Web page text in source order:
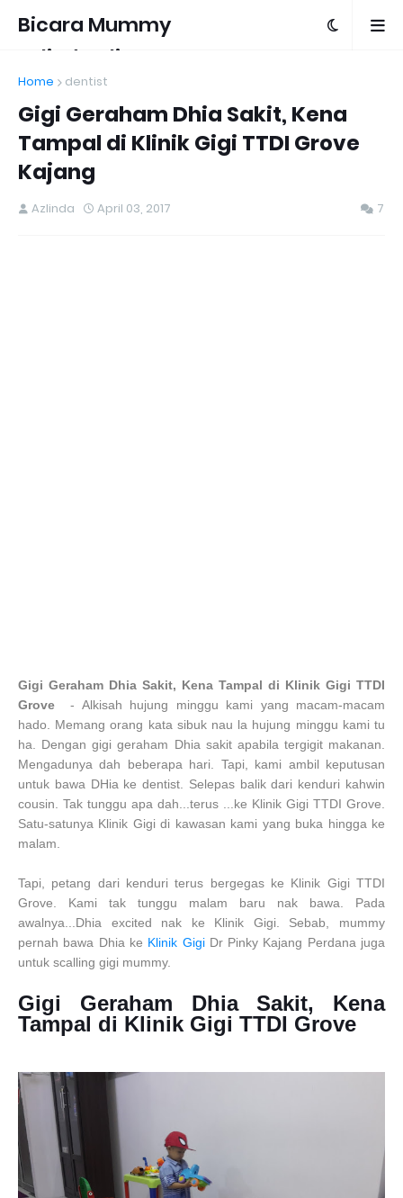
Bicara Mummy
Azlinda Alin
Home dentist
Gigi Geraham Dhia Sakit, Kena
Tampal di Klinik Gigi TTDI Grove
Kajang
Azlinda April 03, 2017 7
Gigi Geraham Dhia Sakit, Kena Tampal di Klinik Gigi TTDI
Grove
- Alkisah hujung minggu kami yang macam-macam
hado. Memang orang kata sibuk nau la hujung minggu kami tu
ha. Dengan gigi geraham Dhia sakit apabila tergigit makanan.
Mengadunya dah beberapa hari. Tapi, kami ambil keputusan
untuk bawa DHia ke dentist. Selepas balik dari kenduri kahwin
cousin. Tak tunggu apa dah...terus ...ke Klinik Gigi TTDI Grove.
Satu-satunya Klinik Gigi di kawasan kami yang buka hingga ke
malam.
Tapi, petang dari kenduri terus bergegas ke Klinik Gigi TTDI
Grove. Kami tak tunggu malam baru nak bawa. Pada
awalnya...Dhia excited nak ke Klinik Gigi. Sebab, mummy
pernah bawa Dhia ke Klinik GigiDr Pinky Kajang Perdana juga
untuk scalling gigi mummy.
Gigi Geraham Dhia Sakit, Kena
Tampal di Klinik Gigi TTDI Grove